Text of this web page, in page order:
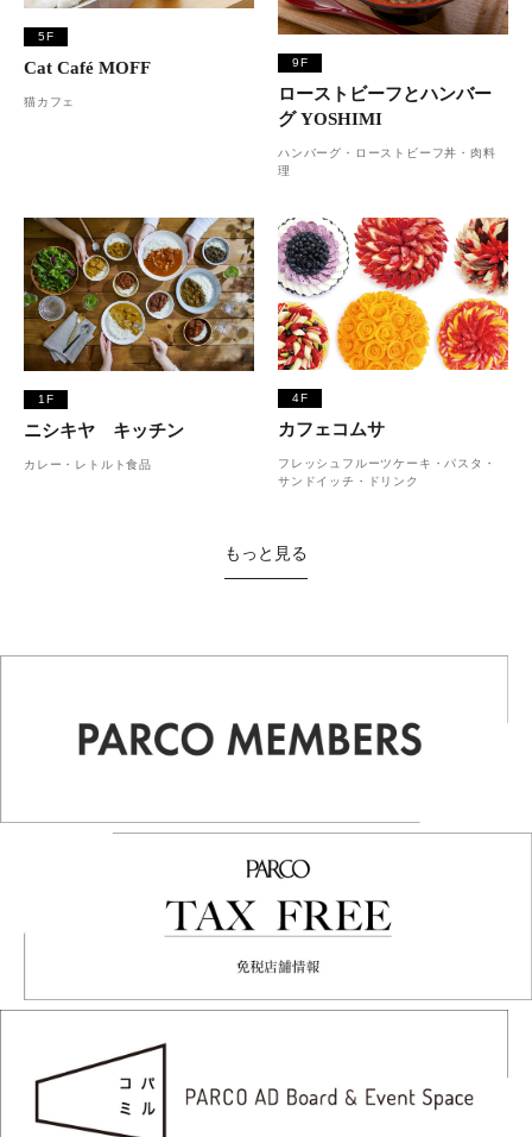
5F
Cat Café MOFF
猫カフェ
9F
ローストビーフとハンバー
グ YOSHIMI
ハンバーグ・ローストビーフ丼・肉料
理
1F
ニシキヤ キッチン
カレー・レトルト食品
4F
カフェコムサ
フレッシュフルーツケーキ・パスタ・
サンドイッチ・ドリンク
もっと見る